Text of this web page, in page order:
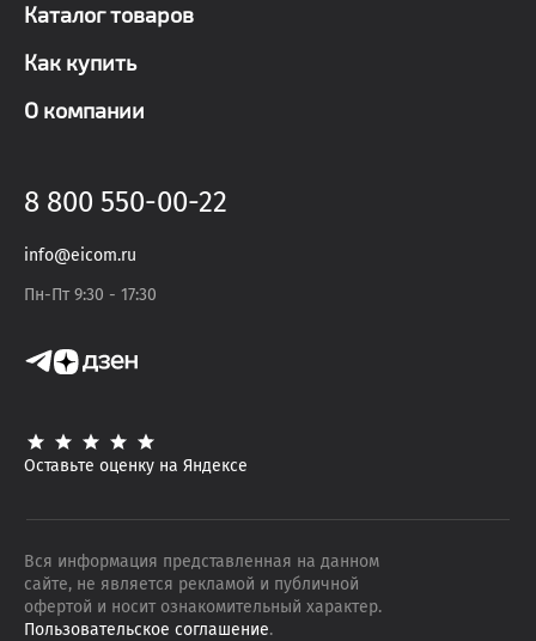
Каталог товаров
Как купить
О компании
8 800 550-00-22
info@eicom.ru
Пн-Пт 9:30 - 17:30
Оставьте оценку на Яндексе
Вся информация представленная на данном
сайте, не является рекламой и публичной
офертой и носит ознакомительный характер.
Пользовательское соглашение.